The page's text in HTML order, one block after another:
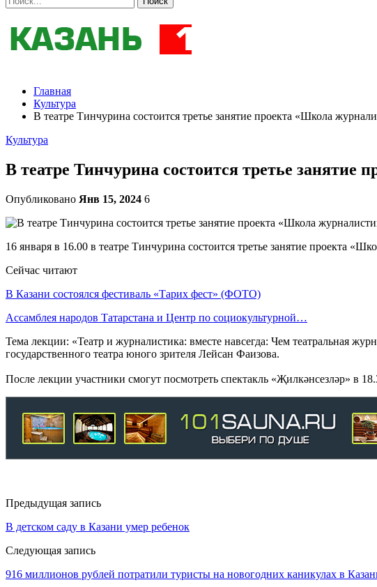
Главная
Культура
В театре Тинчурина состоится третье занятие проекта «Школа
Культура
В театре Тинчурина состоится третье занятие
Опубликовано Янв 15, 2024 6
16 января в 16.00 в театре Тинчурина состоится третье занятие проекта
Сейчас читают
В Казани состоялся фестиваль «Тарих фест» (ФОТО)
Ассамблея народов Татарстана и Центр по социокультурной…
Тема лекции: «Театр и журналистика: вместе навсегда: Чем театральная
государственного театра юного зрителя Лейсан Фаизова.
После лекции участники смогут посмотреть спектакль «Җилкәнсезләр» в
Предыдущая запись
В детском саду в Казани умер ребенок
Следующая запись
916 миллионов рублей потратили туристы на новогодних каникулах в